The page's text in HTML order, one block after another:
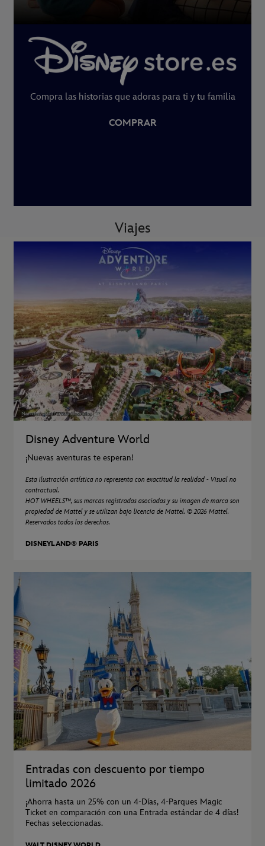
Compra las historias que adoras para ti y tu familia
COMPRAR
Viajes
Disney Adventure World
¡Nuevas aventuras te esperan!
Esta ilustración artística no representa con exactitud la realidad - Visual no
contractual.
HOT WHEELS™, sus marcas registradas asociadas y su imagen de marca son
propiedad de Mattel y se utilizan bajo licencia de Mattel. © 2026 Mattel.
Reservados todos los derechos.
DISNEYLAND® PARIS
Entradas con descuento por tiempo
limitado 2026
¡Ahorra hasta un 25% con un 4-Días, 4-Parques Magic
Ticket en comparación con una Entrada estándar de 4 días!
Fechas seleccionadas.